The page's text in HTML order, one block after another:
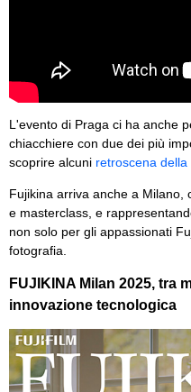
L'evento di Praga ci ha anche
chiacchiere con due dei più
scoprire alcuni retroscena
Fujikina arriva anche a Milano,
e masterclass, e
non solo per gli appassionati
fotografia.
FUJIKINA Milan 2025, tra
innovazione tecnologica